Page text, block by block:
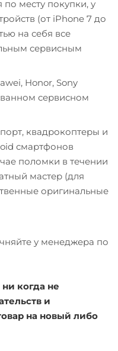
по месту покупки, у
(от iPhone 7 до
на себя все
сервисным
Honor, Sony
сервисном
квадрокоптеры и
смартфонов
поломки в течении
мастер (для
оригинальные
у менеджера по
когда не
и
на новый либо